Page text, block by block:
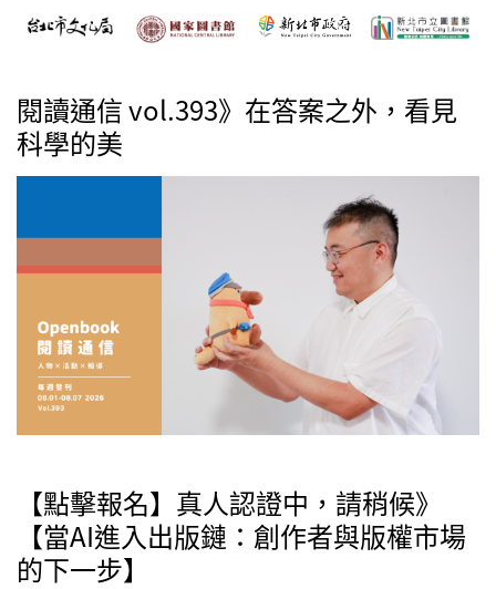
閱讀通信 vol.393》在答案之外，看見
科學的美
【點擊報名】真人認證中，請稍候》
【當AI進入出版鏈：創作者與版權市場
的下一步】